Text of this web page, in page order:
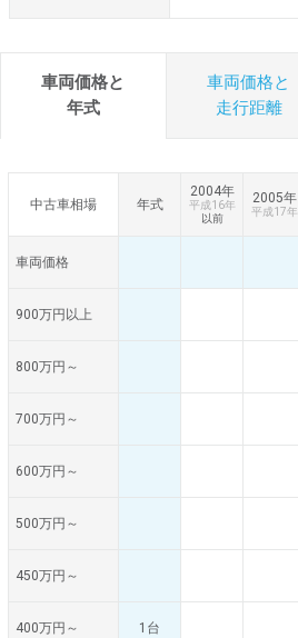
車両価格と
年式
車両価格と
走行距離
中古車相場 年式
2004年
平成16年
以前
2005年
平成17年
車両価格
900万円以上
800万円～
700万円～
600万円～
500万円～
450万円～
400万円～ 1台